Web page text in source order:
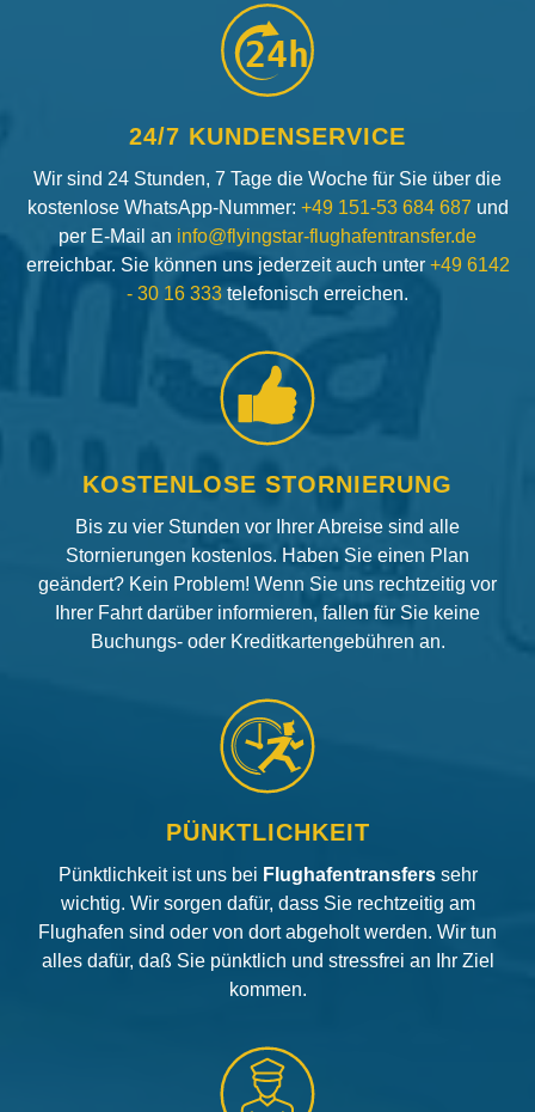
24h
24/7 KUNDENSERVICE
Wir sind 24 Stunden, 7 Tage die Woche für Sie über die
kostenlose WhatsApp-Nummer: +49 151-53 684 687 und
per E-Mail an info@flyingstar-flughafentransfer.de
erreichbar. Sie können uns jederzeit auch unter +49 6142
- 30 16 333 telefonisch erreichen.
KOSTENLOSE STORNIERUNG
Bis zu vier Stunden vor Ihrer Abreise sind alle
Stornierungen kostenlos. Haben Sie einen Plan
geändert? Kein Problem! Wenn Sie uns rechtzeitig vor
Ihrer Fahrt darüber informieren, fallen für Sie keine
Buchungs- oder Kreditkartengebühren an.
PÜNKTLICHKEIT
Pünktlichkeit ist uns bei Flughafentransfers sehr
wichtig. Wir sorgen dafür, dass Sie rechtzeitig am
Flughafen sind oder von dort abgeholt werden. Wir tun
alles dafür, daß Sie pünktlich und stressfrei an Ihr Ziel
kommen.